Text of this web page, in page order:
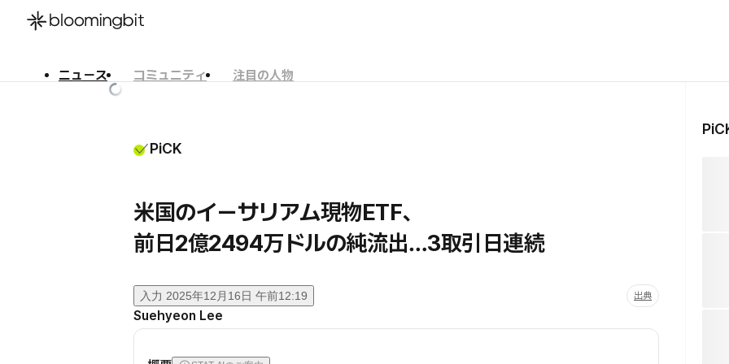
ニュース コミュニティ
注目の人物
PiCK
米国のイーサリアム現物ETF、
前日2億2494万ドルの純流出…3取引日連続
入力 2025年12月16日 午前12:19 出典
Suehyeon Lee